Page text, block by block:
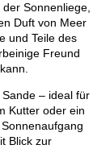
Sonnenliege,
Duft von Meer
und Teile des
Freund
– ideal für
Kutter oder ein
Blick zur